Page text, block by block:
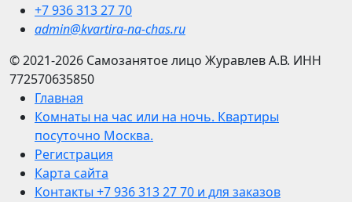
+7 936 313 27 70
admin@kvartira-na-chas.ru
© 2021-2026 Самозанятое лицо Журавлев А.В. ИНН
772570635850
Главная
Комнаты на час или на ночь. Квартиры
посуточно Москва.
Регистрация
Карта сайта
Контакты +7 936 313 27 70 и для заказов